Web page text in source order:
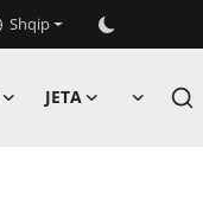
Shqip
JETA